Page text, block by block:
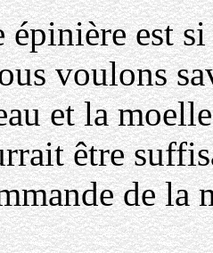
est
voulons
et la
être
de la